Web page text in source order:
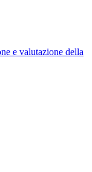
e valutazione della